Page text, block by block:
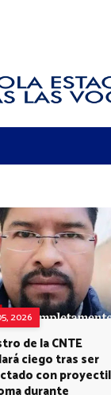
2026
de la CNTE
ciego tras ser
con proyectil